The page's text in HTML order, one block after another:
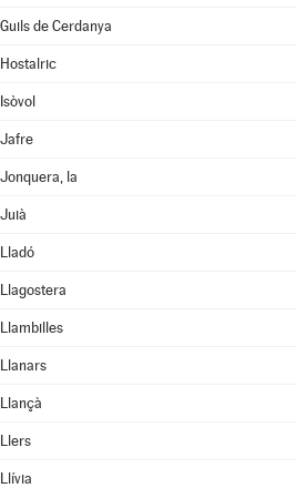
Guils de Cerdanya
Hostalric
Isòvol
Jafre
Jonquera, la
Juià
Lladó
Llagostera
Llambilles
Llanars
Llançà
Llers
Llívia